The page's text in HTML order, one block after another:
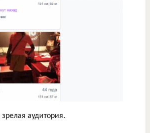
аудитория.